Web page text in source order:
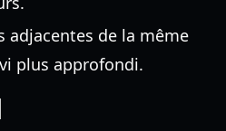
adjacentes de la même
plus approfondi.